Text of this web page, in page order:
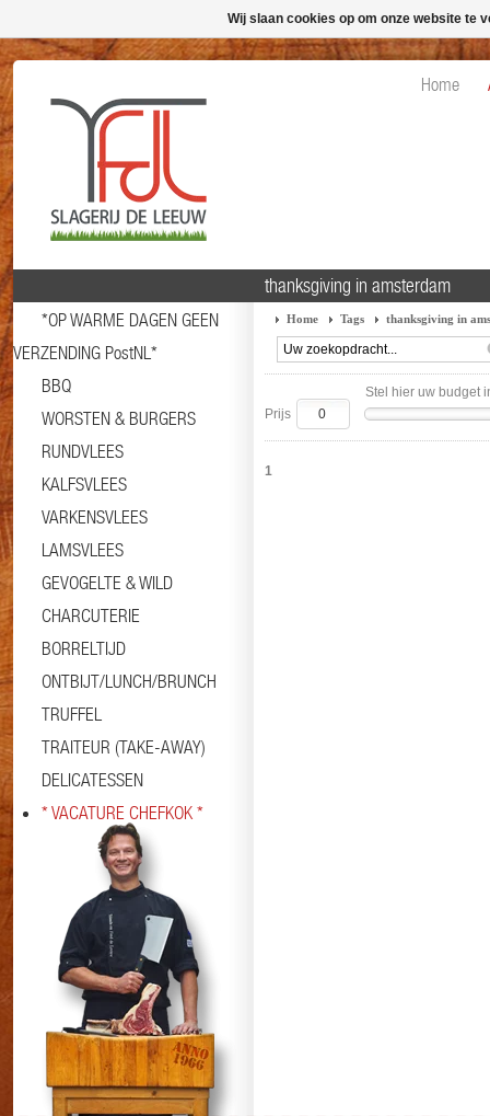
Home
*OP WARME DAGEN GEEN
VERZENDING PostNL*
BBQ
WORSTEN & BURGERS
RUNDVLEES
KALFSVLEES
VARKENSVLEES
LAMSVLEES
GEVOGELTE & WILD
CHARCUTERIE
BORRELTIJD
ONTBIJT/LUNCH/BRUNCH
TRUFFEL
TRAITEUR (TAKE-AWAY)
DELICATESSEN
* VACATURE CHEFKOK *
thanksgiving in amsterdam
Home Tags thanksgiving in
Stel hier uw budget
Prijs
1
Wij slaan cookies op om onze website te